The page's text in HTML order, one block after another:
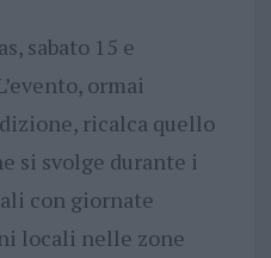
sabato 15 e
ormai
ricalca quello
si svolge durante i
con giornate
locali nelle zone